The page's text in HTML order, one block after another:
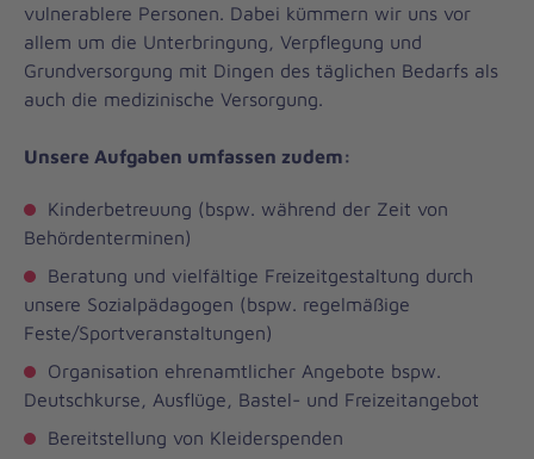
vulnerablere Personen. Dabei kümmern wir uns vor
allem um die Unterbringung, Verpflegung und
Grundversorgung mit Dingen des täglichen Bedarfs als
auch die medizinische Versorgung.
Unsere Aufgaben umfassen zudem:
Kinderbetreuung (bspw. während der Zeit von
Behördenterminen)
Beratung und vielfältige Freizeitgestaltung durch
unsere Sozialpädagogen (bspw. regelmäßige
Feste/Sportveranstaltungen)
Organisation ehrenamtlicher Angebote bspw.
Deutschkurse, Ausflüge, Bastel- und Freizeitangebot
Bereitstellung von Kleiderspenden